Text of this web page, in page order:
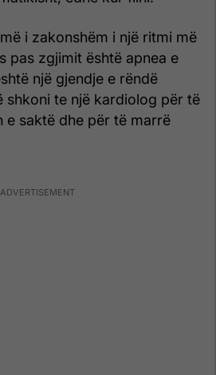
i zakonshëm i një ritmi më
pas zgjimit është apnea e
një gjendje e rëndë
shkoni te një kardiolog për të
e saktë dhe për të marrë